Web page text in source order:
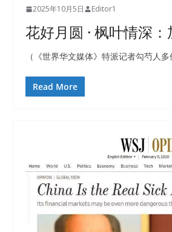
2025年10月5日 Editor1
花好月圆 · 枫叶情深
（《世界华文媒体》特派记者勾芍人
Read More